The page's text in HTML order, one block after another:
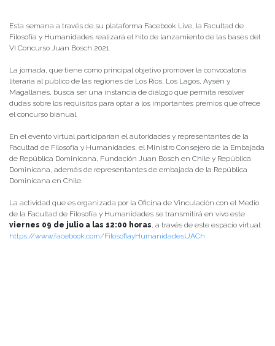
Esta semana a través de su plataforma Facebook Live, la Facultad de
Filosofía y Humanidades realizará el hito de lanzamiento de las bases del
VI Concurso Juan Bosch 2021.
La jornada, que tiene como principal objetivo promover la convocatoria
literaria al público de las regiones de Los Ríos, Los Lagos, Aysén y
Magallanes, busca ser una instancia de diálogo que permita resolver
dudas sobre los requisitos para optar a los importantes premios que ofrece
el concurso bianual.
En el evento virtual participarían el autoridades y representantes de la
Facultad de Filosofía y Humanidades, el Ministro Consejero de la Embajada
de República Dominicana, Fundación Juan Bosch en Chile y República
Dominicana, además de representantes de embajada de la República
Dominicana en Chile.
La actividad que es organizada por la Oficina de Vinculación con el Medio
de la Facultad de Filosofía y Humanidades se transmitirá en vivo este
viernes 09 de julio a las 12:00 horas , a través de este espacio virtual:
https://www.facebook.com/FilosofiayHumanidadesUACh